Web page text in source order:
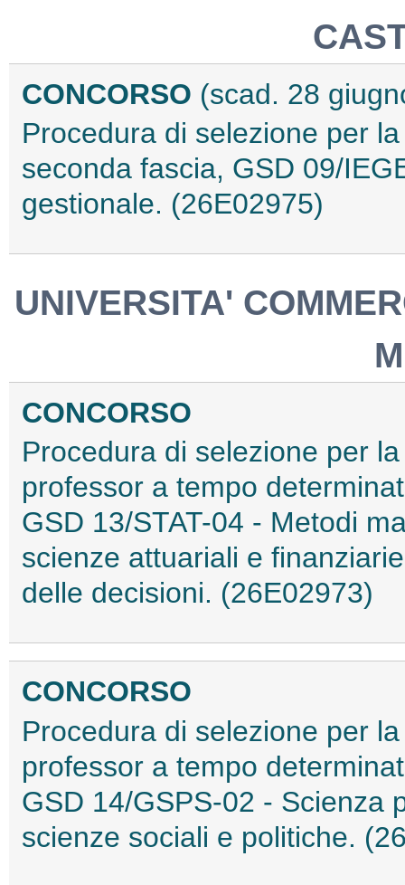
CONCORSO (scad. 28
Procedura di selezione per
seconda fascia, GSD 09/
gestionale. (26E02975)
UNIVERSITA'
CONCORSO
Procedura di selezione per
professor a tempo
GSD 13/STAT-04 - Metodi
scienze attuariali e
delle decisioni. (26E02973)
CONCORSO
Procedura di selezione per
professor a tempo
GSD 14/GSPS-02 - Scienza
scienze sociali e politiche.